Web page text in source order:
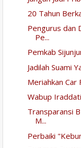
20 Tahun
Pengurus dan
Pe...
Pemkab
Jadilah Suami
Meriahkan Car
Wabup
Transparansi
M...
Perbaiki